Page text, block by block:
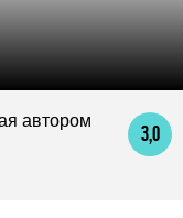
3,0
автором